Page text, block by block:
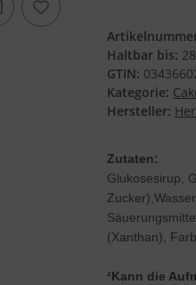
Haltbar bis:
GTIN:
Kategorie:
Hersteller:
Zutaten:
Glukosesirup,
(Xanthan),
²Kann die